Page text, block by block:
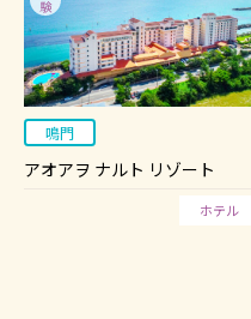
鳴門
アオアヲ ナルト リゾート
ホテル